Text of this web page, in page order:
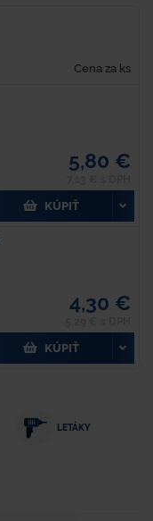
Cena za ks
5,80 €
KÚPIŤ
4,30 €
KÚPIŤ
LETÁKY